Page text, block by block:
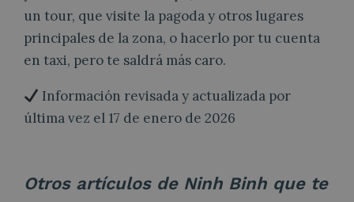
un tour, que visite la pagoda y otros lugares
principales de la zona, o hacerlo por tu cuenta
en taxi, pero te saldrá más caro.
Información revisada y actualizada por
última vez el 17 de enero de 2026
Otros artículos de Ninh Binh que te